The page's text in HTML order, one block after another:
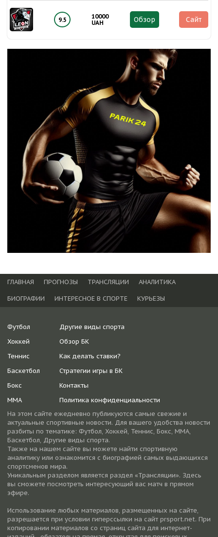
9.5
10000
UAH
Обзор Сайт
ГЛАВНАЯ ПРОГНОЗЫ ТРАНСЛЯЦИИ
АНАЛИТИКА
БИОГРАФИИ
ИНТЕРЕСНОЕ В СПОРТЕ КУРЬЕЗЫ
Футбол
Хоккей
Теннис
Баскетбол
Бокс
ММА
Другие виды спорта
Обзор БК
Как делать ставки?
Стратегии игры в БК
Контакты
Политика конфиденциальности
На этом сайте ежедневно публикуются самые свежие и
актуальные спортивные новости. Для вашего удобства новости
разбиты по тематике: Футбол, Хоккей, Теннис, Бокс, ММА,
Баскетбол, Другие виды спорта.
Также на нашем сайте вы можете найти спортивную
аналитику или ознакомится с биографией самых выдающихся
спортсменов мира.
Уникальным разделом является раздел «Трансляции». Здесь
вы сможете посмотреть интересующий вас матч в прямом
эфире.
Использование любых материалов, размещенных на сайте,
разрешается при условии гиперссылки на cайт prsport.net. При
копировании материалов со страниц сайта для интернет-